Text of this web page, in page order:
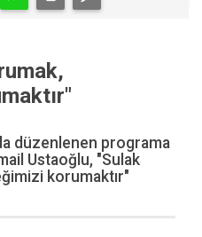
düzenlenen programa
Ustaoğlu, "Sulak
korumaktır"